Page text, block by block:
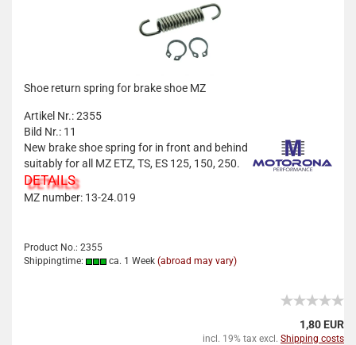
Shoe return spring for brake shoe MZ
Artikel Nr.: 2355
Bild Nr.: 11
New brake shoe spring for in front and behind
suitably for all MZ ETZ, TS, ES 125, 150, 250.
DETAILS
MZ number: 13-24.019
Product No.: 2355
Shippingtime:
ca. 1 Week (abroad may vary)
1,80 EUR
incl. 19% tax excl. Shipping costs